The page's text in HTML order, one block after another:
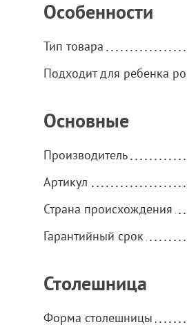
Особенности
Тип товара
Подходит для ребенка
Основные
Производитель
Артикул
Страна происхождения
Гарантийный срок
Столешница
Форма столешницы